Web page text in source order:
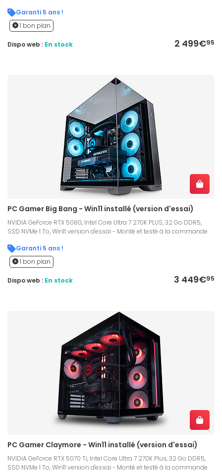
Garanti 5 ans !
1 bon plan
2 499€95
Dispo web : En stock
PC Gamer Big Bang - Win11 installé (version d'essai)
NVIDIA GeForce RTX 5080, Intel Core Ultra 7 270K PLUS, 32 Go DDR5,
SSD NVMe 1 To, Win11 version d'essai - Monté et testé à la commande
Garanti 5 ans !
1 bon plan
3 449€95
Dispo web : En stock
PC Gamer Claymore - Win11 installé (version d'essai)
NVIDIA GeForce RTX 5070 Ti, Intel Core Ultra 7 270K Plus, 32 Go DDR5,
SSD NVMe 1 To, Win11 version d'essai - Monté et testé à la commande